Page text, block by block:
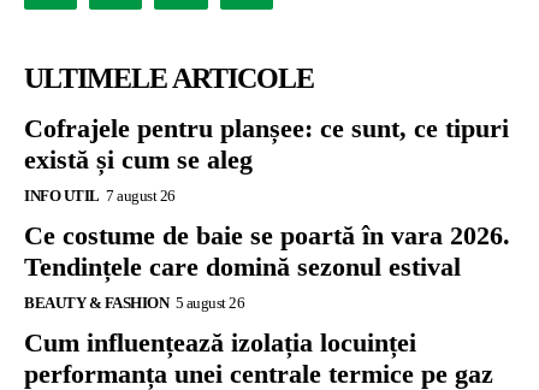
ULTIMELE ARTICOLE
Cofrajele pentru planșee: ce sunt, ce tipuri
există și cum se aleg
INFO UTIL 7 august 26
Ce costume de baie se poartă în vara 2026.
Tendințele care domină sezonul estival
BEAUTY & FASHION 5 august 26
Cum influențează izolația locuinței
performanța unei centrale termice pe gaz